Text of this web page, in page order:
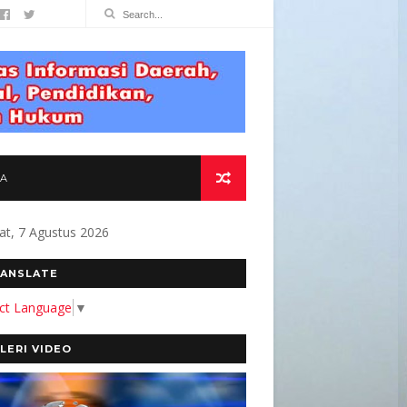
KAMI MEMBANGUN MEDIA
7 Agustus 2026
Language ▼
VIDEO